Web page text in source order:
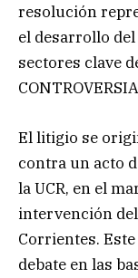
resolución
el desarrollo
sectores clave
CONTROVERSIA
El litigio se
contra un acto
la UCR, en el
intervención
Corrientes.
debate en las